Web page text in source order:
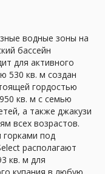
водные зоны на
бассейн
для активного
530 кв. м создан
гордостью
кв. м с семью
а также джакузи
всех возрастов.
горками под
располагают
кв. м для